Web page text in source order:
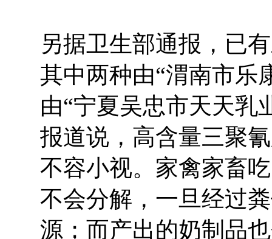
另据卫生部通报，已
其中两种由“渭南市乐
由“宁夏吴忠市天天乳
报道说，高含量三聚
不容小视。家禽家畜
不会分解，一旦经过
源；而产出的奶制品